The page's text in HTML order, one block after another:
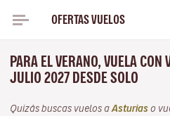
OFERTAS VUELOS
PARA EL VERANO, VUELA CON
JULIO 2027 DESDE SOLO
Quizás buscas vuelos a Asturias o